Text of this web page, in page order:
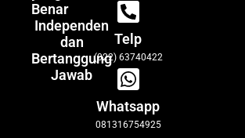
Benar
Independen
dan
Bertanggung
Jawab
Telp
(022) 63740422
Whatsapp
081316754925